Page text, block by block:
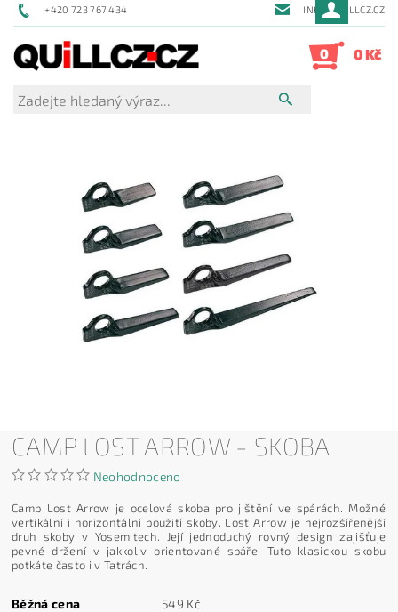
+420 723 767 434 INFO@QUILLCZ.CZ
0 0 Kč
CAMP LOST ARROW - SKOBA
Neohodnoceno
Camp Lost Arrow je ocelová skoba pro jištění ve spárách. Možné
vertikální i horizontální použití skoby. Lost Arrow je nejrozšířenější
druh skoby v Yosemitech. Její jednoduchý rovný design zajišťuje
pevné držení v jakkoliv orientované spáře. Tuto klasickou skobu
potkáte často i v Tatrách.
Běžná cena
549 Kč